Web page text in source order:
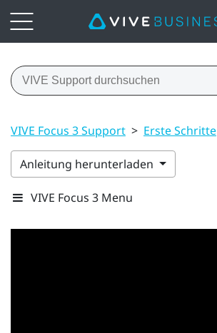
VIVE Focus 3 Support > Erste Schritte
Anleitung herunterladen
VIVE Focus 3 Menu